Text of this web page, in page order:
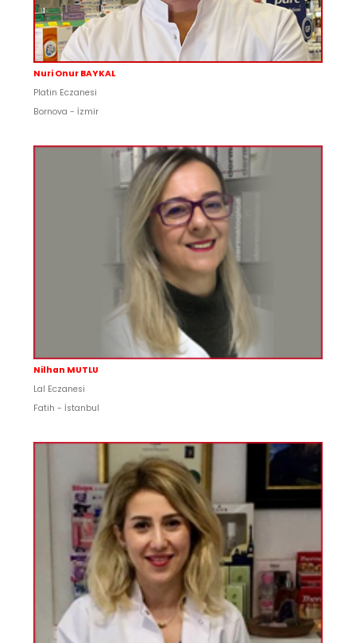
Nuri Onur BAYKAL
Platin Eczanesi
Bornova - İzmir
Nilhan MUTLU
Lal Eczanesi
Fatih - İstanbul